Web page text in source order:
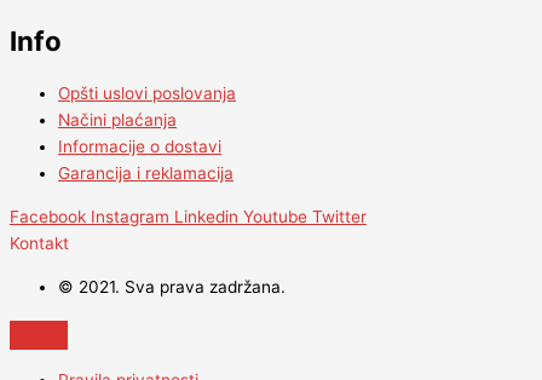
Info
Opšti uslovi poslovanja
Načini plaćanja
Informacije o dostavi
Garancija i reklamacija
Facebook Instagram Linkedin Youtube Twitter
Kontakt
© 2021. Sva prava zadržana.